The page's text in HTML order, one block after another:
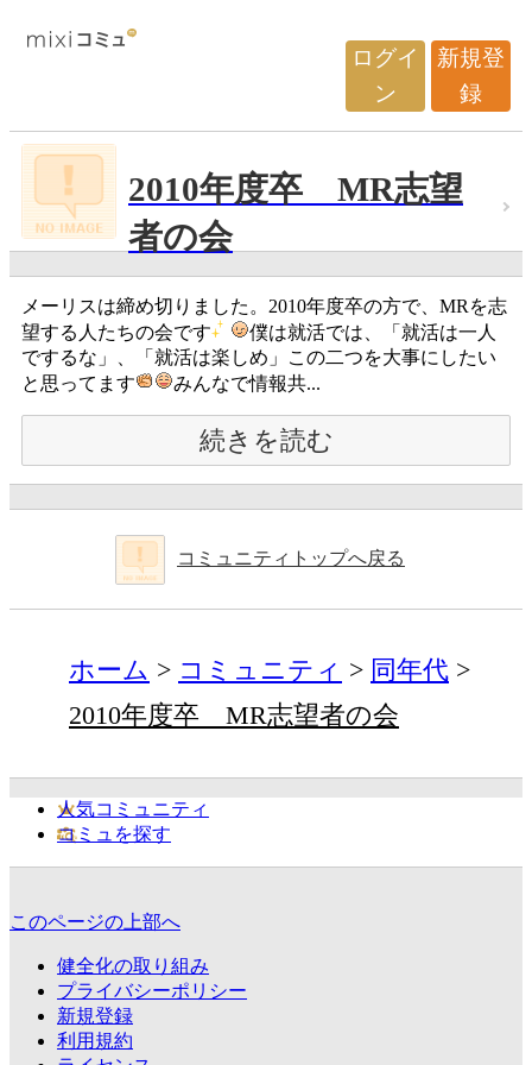
ログイ
ン
新規登
録
2010年度卒 MR志望
者の会
メーリスは締め切りました。2010年度卒の方で、MRを志
望する人たちの会です
僕は就活では、「就活は一人
でするな」、「就活は楽しめ」この二つを大事にしたい
と思ってます
みんなで情報共...
続きを読む
コミュニティトップへ戻る
ホーム コミュニティ
同年代
2010年度卒 MR志望者の会
人気コミュニティ
コミュを探す
このページの上部へ
健全化の取り組み
プライバシーポリシー
新規登録
利用規約